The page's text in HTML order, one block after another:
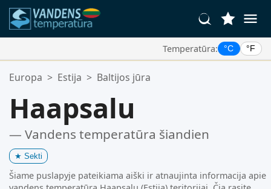
Temperatūra: °C °F
Jūsų Mėgstamiausios Vietos:
Europa > Estija > Baltijos jūra
Haapsalu
— Vandens temperatūra šiandien
★ Sekti
Šiame puslapyje pateikiama aiški ir atnaujinta informacija apie